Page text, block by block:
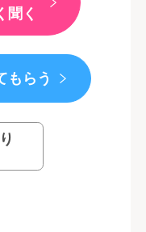
聞く
もらう